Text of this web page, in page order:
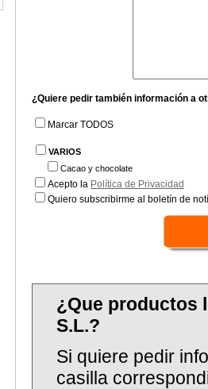
¿Quiere pedir también información a
Marcar TODOS
VARIOS
Cacao y chocolate
Acepto la Política de Privacidad
Quiero subscribirme al boletín de
¿Que productos
S.L.?
Si quiere pedir
casilla